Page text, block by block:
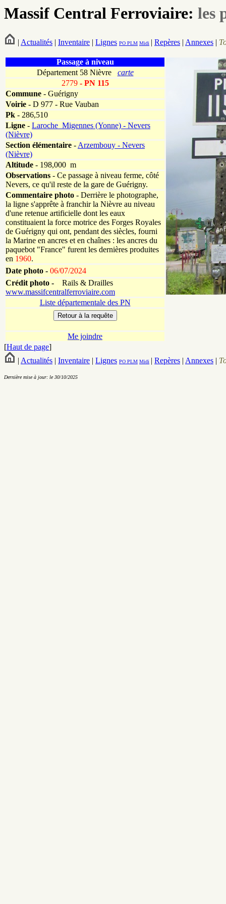
Massif Central Ferroviaire: les
| Actualités | Inventaire | Lignes PO PLM Midi | Repères | Annexes |
Passage à niveau
Département 58 Nièvre carte
2779- PN 115
Commune - Guérigny
Voirie - D 977 - Rue Vauban
Pk - 286,510
Ligne - Laroche_Migennes (Yonne) - Nevers
(Nièvre)
Section élémentaire -Arzembouy - Nevers
(Nièvre)
Altitude - 198,000 m
Observations - Ce passage à niveau ferme, côté
Nevers, ce qu'il reste de la gare de Guérigny.
Commentaire photo - Derrière le photographe,
la ligne s'apprête à franchir la Nièvre au niveau
d'une retenue artificielle dont les eaux
constituaient la force motrice des Forges Royales
de Guérigny qui ont, pendant des siècles, fourni
la Marine en ancres et en chaînes : les ancres du
paquebot "France" furent les dernières produites
en 1960.
Date photo - 06/07/2024
Crédit photo - Rails & Drailles
www.massifcentralferroviaire.com
Liste départementale des PN
Me joindre
[Haut de page]
| Actualités | Inventaire | Lignes PO PLM Midi | Repères | Annexes |
Dernière mise à jour: le 30/10/2025